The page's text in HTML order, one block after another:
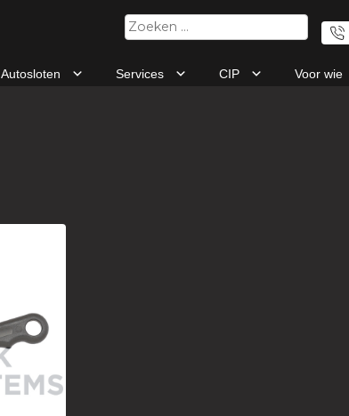
Zoeken
naar:
Autosloten Services CIP Voor wie